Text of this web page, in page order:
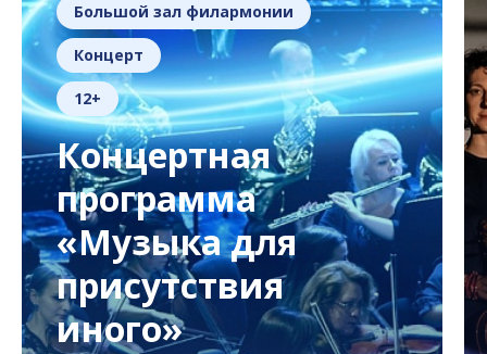
Большой зал филармонии
Концерт
12+
Концертная
программа
«Музыка для
присутствия
иного»